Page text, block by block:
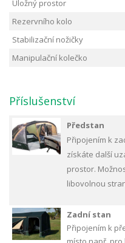
Úložný prostor
Rezervního kolo
Stabilizační nožičky
Manipulační kolečko
Příslušenství
Předstan
Připojením k
získáte další
prostor.
libovolnou
Zadní stan
Připojením k